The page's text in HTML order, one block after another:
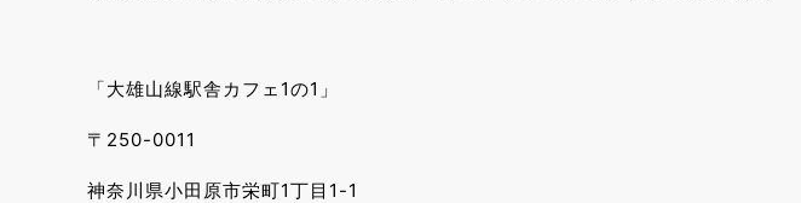
「大雄山線駅舎カフェ1の1」
〒250-0011
神奈川県小田原市栄町1丁目1-1